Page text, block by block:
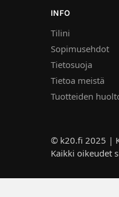
INFO
Tilini
Sopimusehdot
Tietosuoja
Tietoa meistä
Tuotteiden
© k20.fi 2025 |
Kaikki oikeudet